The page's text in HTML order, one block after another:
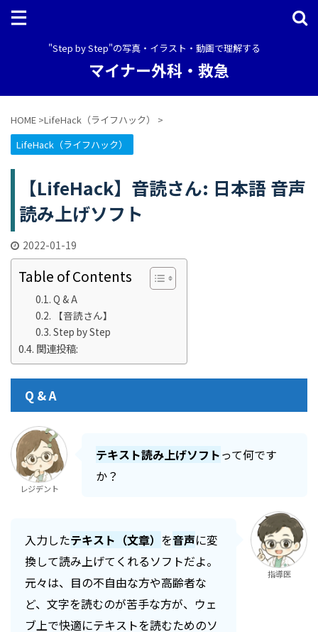
"Step by Step"の写真・イラスト・動画で理解する
マイナー外科・救急
HOME >LifeHack（ライフハック）
>
LifeHack（ライフハック）
【LifeHack】音読さん: 日本語 音声
読み上げソフト
2022-01-19
Table of Contents
Q & A
【音読さん】
Step by Step
関連投稿:
Q & A
レジデント
テキスト読み上げソフトって何です
か？
入力したテキスト（文章） を音声に変
換して読み上げてくれるソフトだよ。
元々は、目の不自由な方や高齢者な
ど、文字を読むのが苦手な方が、ウェ
ブ上で快適にテキストを読むためのソ
指導医